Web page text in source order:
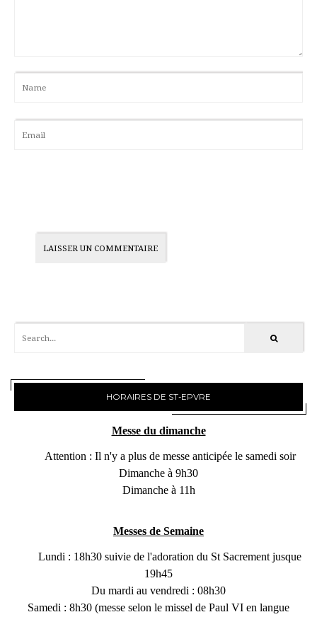
HORAIRES DE ST-EPVRE
Messe du dimanche
Attention : Il n'y a plus de messe anticipée le samedi soir
Dimanche à 9h30
Dimanche à 11h
Messes de Semaine
Lundi : 18h30 suivie de l'adoration du St Sacrement jusque
19h45
Du mardi au vendredi : 08h30
Samedi : 8h30 (messe selon le missel de Paul VI en langue